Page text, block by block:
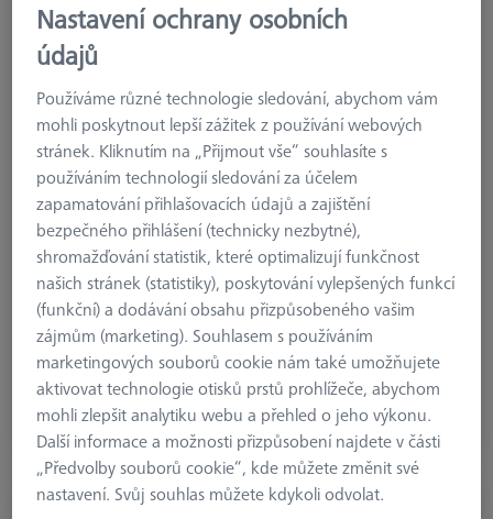
7.299,99 €
bez DPH
Dostupné
REFERENČNÍ SADY
Nastavení ochrany osobních
údajů
Používáme různé technologie sledování, abychom vám
mohli poskytnout lepší zážitek z používání webových
stránek. Kliknutím na „Přijmout vše“ souhlasíte s
používáním technologií sledování za účelem
zapamatování přihlašovacích údajů a zajištění
bezpečného přihlášení (technicky nezbytné),
shromažďování statistik, které optimalizují funkčnost
našich stránek (statistiky), poskytování vylepšených funkcí
(funkční) a dodávání obsahu přizpůsobeného vašim
zájmům (marketing). Souhlasem s používáním
marketingových souborů cookie nám také umožňujete
aktivovat technologie otisků prstů prohlížeče, abychom
mohli zlepšit analytiku webu a přehled o jeho výkonu.
Další informace a možnosti přizpůsobení najdete v části
„Předvolby souborů cookie“, kde můžete změnit své
nastavení. Svůj souhlas můžete kdykoli odvolat.